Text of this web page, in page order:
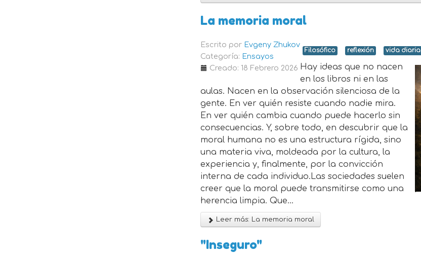
La memoria moral
Escrito por Evgeny Zhukov
Categoría: Ensayos
Creado: 18 Febrero 2026
Filosófico reflexión vida diaria
Hay ideas que no nacen
en los libros ni en las
aulas. Nacen en la observación silenciosa de la
gente. En ver quién resiste cuando nadie mira.
En ver quién cambia cuando puede hacerlo sin
consecuencias. Y, sobre todo, en descubrir que la
moral humana no es una estructura rígida, sino
una materia viva, moldeada por la cultura, la
experiencia y, finalmente, por la convicción
interna de cada individuo.Las sociedades suelen
creer que la moral puede transmitirse como una
herencia limpia. Que...
Leer más: La memoria moral
"Inseguro"